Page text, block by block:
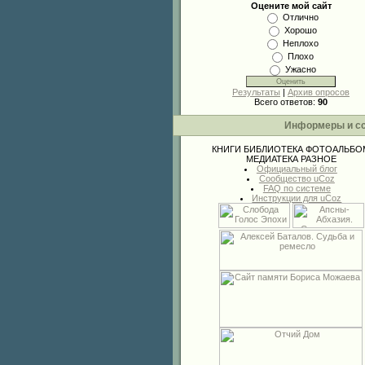
Оцените мой сайт
Отлично
Хорошо
Неплохо
Плохо
Ужасно
Результаты | Архив опросов
Всего ответов: 90
Информеры и
КНИГИ БИБЛИОТЕКА
МЕДИАТЕКА РАЗНОЕ
Официальный блог
Сообщество uCoz
FAQ по системе
Инструкции для uCoz